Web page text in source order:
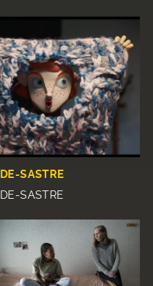
DE-SASTRE
DE-SASTRE